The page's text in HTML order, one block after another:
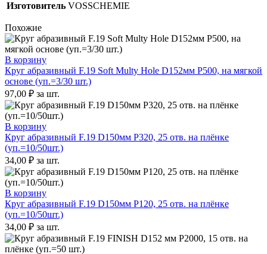
Изготовитель VOSSCHEMIE
Похожие
В корзину
Круг абразивный F.19 Soft Multy Hole D152мм P500, на мягкой
основе (уп.=3/30 шт.)
97,00 ₽ за шт.
В корзину
Круг абразивный F.19 D150мм P320, 25 отв. на плёнке
(уп.=10/50шт.)
34,00 ₽ за шт.
В корзину
Круг абразивный F.19 D150мм P120, 25 отв. на плёнке
(уп.=10/50шт.)
34,00 ₽ за шт.